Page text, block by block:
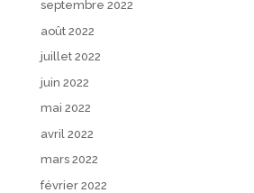
septembre 2022
août 2022
juillet 2022
juin 2022
mai 2022
avril 2022
mars 2022
février 2022